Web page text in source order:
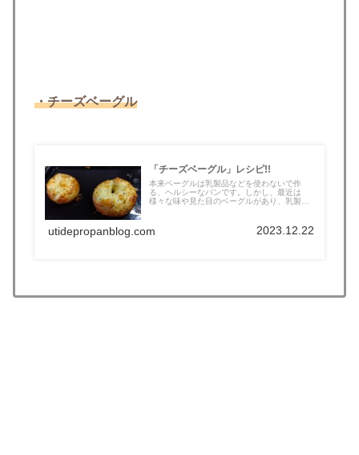
・チーズベーグル
「チーズベーグル」レシピ!!
本来ベーグルは乳製品などを使わないで作
る、ヘルシーなパンです。しかし、最近は
様々な味や見た目のベーグルがあり、乳製品
utidepropanblog.com 2023.12.22